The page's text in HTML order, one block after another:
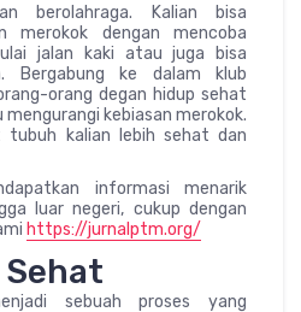
berolahraga. Kalian bisa
merokok dengan mencoba
jalan kaki atau juga bisa
Bergabung ke dalam klub
orang degan hidup sehat
kebiasan merokok.
tubuh kalian lebih sehat dan
informasi menarik
luar negeri, cukup dengan
https://jurnalptm.org/
Sehat
sebuah proses yang